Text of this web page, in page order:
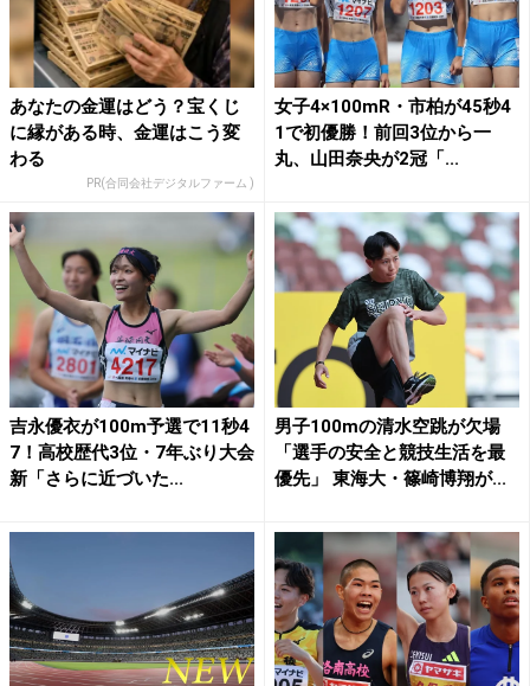
あなたの金運はどう？宝くじ
に縁がある時、金運はこう変
わる
PR(合同会社デジタルファーム )
女子4×100mR・市柏が45秒4
1で初優勝！前回3位から一
丸、山田奈央が2冠「...
吉永優衣が100m予選で11秒4
7！高校歴代3位・7年ぶり大会
新「さらに近づいた...
男子100mの清水空跳が欠場
「選手の安全と競技生活を最
優先」 東海大・篠崎博翔が...